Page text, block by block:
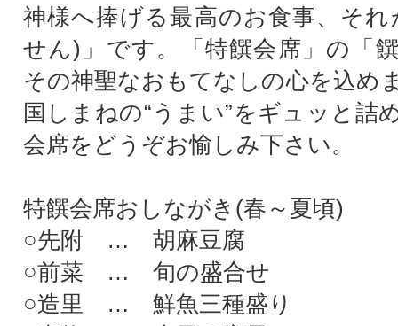
神様へ捧げる最高のお食事、そ
せん)」です。「特饌会席」の「
その神聖なおもてなしの心を込め
国しまねの“うまい”をギュッと詰
会席をどうぞお愉しみ下さい。
特饌会席おしながき(春～夏頃)
○先附 … 胡麻豆腐
○前菜 … 旬の盛合せ
○造里 … 鮮魚三種盛り